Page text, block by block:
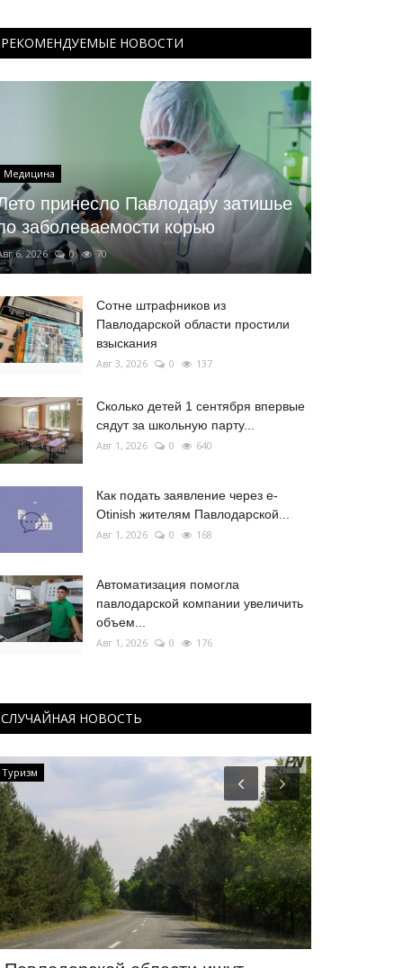
РЕКОМЕНДУЕМЫЕ НОВОСТИ
Медицина
принесло Павлодару затишье
заболеваемости корью
6, 2026 0 70
Сотне штрафников из
Павлодарской области простили
взыскания
Авг 3, 2026 0 137
Сколько детей 1 сентября впервые
сядут за школьную парту...
Авг 1, 2026 0 640
Как подать заявление через e-
Otinish жителям Павлодарской...
Авг 1, 2026 0 168
Автоматизация помогла
павлодарской компании увеличить
объем...
Авг 1, 2026 0 176
СЛУЧАЙНАЯ НОВОСТЬ
Туризм